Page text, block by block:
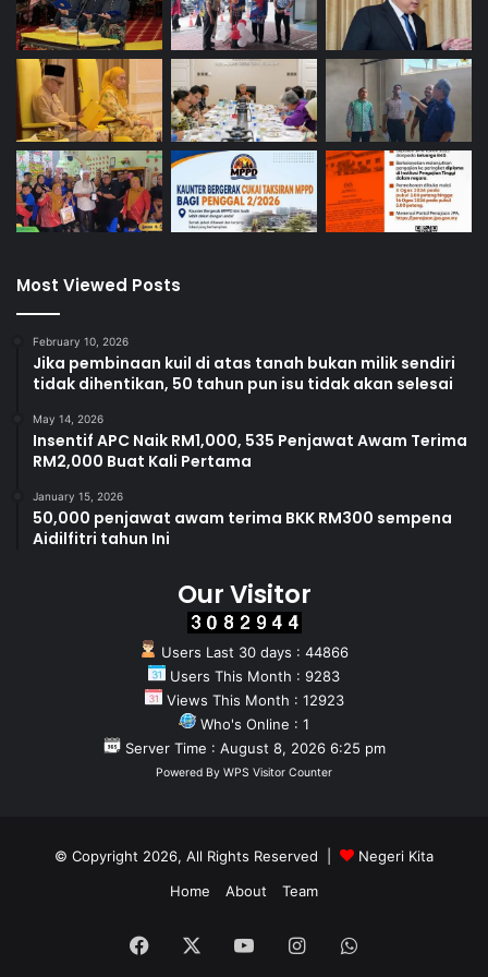
Persidangan DUN
Most Viewed Posts
February 10, 2026
Jika pembinaan kuil di atas tanah bukan milik sendiri
tidak dihentikan, 50 tahun pun isu tidak akan selesai
May 14, 2026
Insentif APC Naik RM1,000, 535 Penjawat Awam Terima
RM2,000 Buat Kali Pertama
January 15, 2026
50,000 penjawat awam terima BKK RM300 sempena
Aidilfitri tahun Ini
Our Visitor
Users Last 30 days : 44866
Users This Month : 9283
Views This Month : 12923
Who's Online : 1
Server Time : August 8, 2026 6:25 pm
Powered By WPS Visitor Counter
© Copyright 2026, All Rights Reserved |
Negeri Kita
Home
About Team
Facebook YouTubeInstagramWhatsApp